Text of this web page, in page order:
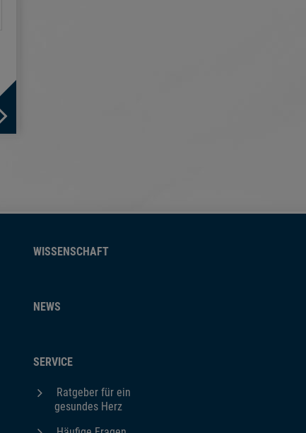
WISSENSCHAFT
NEWS
SERVICE
Ratgeber für ein
gesundes Herz